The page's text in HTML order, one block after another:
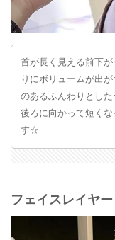
首が長く見える前下
りにボリュームが出
のあるふんわりとし
後ろに向かって短く
す☆
フェイスレイヤ